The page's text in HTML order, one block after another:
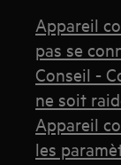
Appareil
pas se
Conseil -
ne soit
Appareil
les